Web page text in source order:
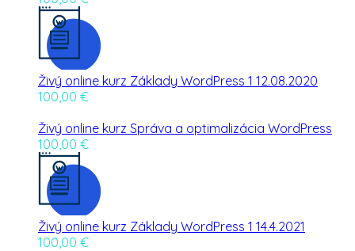
Živý online kurz Základy WordPress 1 12.08.2020
100,00 €
Živý online kurz Správa a optimalizácia WordPress
100,00 €
Živý online kurz Základy WordPress 1 14.4.2021
100,00 €